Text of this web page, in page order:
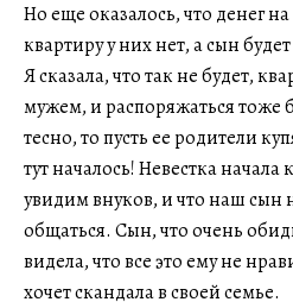
Но еще оказалось, что денег
квартиру у них нет, а сын
Я сказала, что так не будет,
мужем, и распоряжаться тоже
тесно, то пусть ее родители
тут началось! Невестка начала
увидим внуков, и что наш сын
общаться. Сын, что очень
видела, что все это ему не
хочет скандала в своей семье.